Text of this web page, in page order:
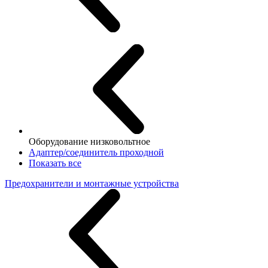
Оборудование низковольтное
Адаптер/соединитель проходной
Показать все
Предохранители и монтажные устройства